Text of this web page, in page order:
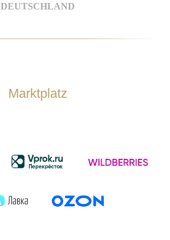
DEUTSCHLAND
Marktplatz